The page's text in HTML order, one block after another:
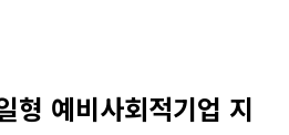
형 예비사회적기업 지